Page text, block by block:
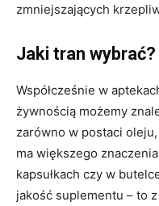
zmniejszających
Jaki tran wybrać?
Współcześnie w
żywnością możemy
zarówno w postaci
ma większego
kapsułkach czy w
jakość suplementu – to